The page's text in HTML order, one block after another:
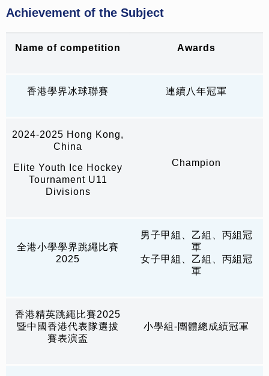
Achievement of the Subject
Name of competition Awards
香港學界冰球聯賽 連續八年冠軍
2024-2025 Hong Kong,
China
Elite Youth Ice Hockey
Tournament U11
Divisions
Champion
全港小學學界跳繩比賽
2025
男子甲組、乙組、丙組冠
軍
女子甲組、乙組、丙組冠
軍
香港精英跳繩比賽2025
暨中國香港代表隊選拔
賽表演盃
小學組-團體總成績冠軍